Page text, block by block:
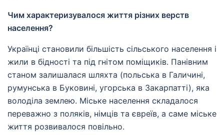
Чим характеризувалося життя різних верств
населення?
Українці становили більшість сільського населення і
жили в бідності та під гнітом поміщиків. Панівним
станом залишалася шляхта (польська в Галичині,
румунська в Буковині, угорська в Закарпатті), яка
володіла землею. Міське населення складалося
переважно з поляків, німців та євреїв, а саме міське
життя розвивалося повільно.